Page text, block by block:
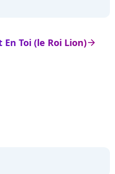
arrow_right
Toi (le Roi Lion)